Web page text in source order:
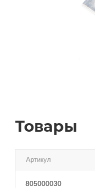
Товары
Артикул
805000030